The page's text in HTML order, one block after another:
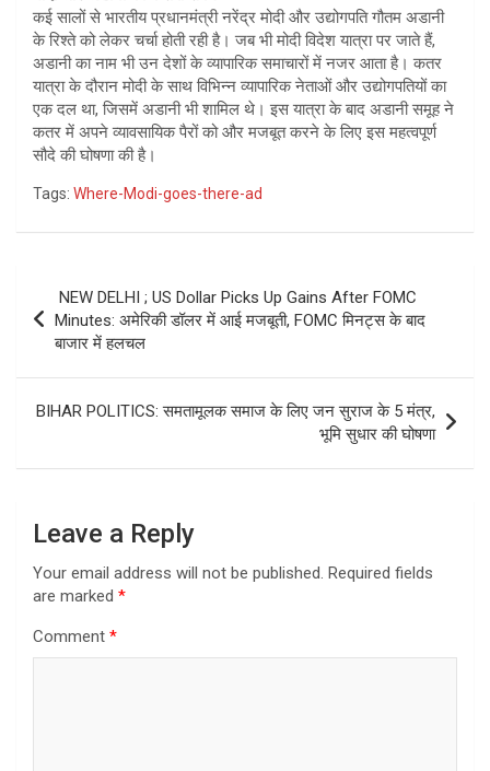
कई सालों से भारतीय प्रधानमंत्री नरेंद्र मोदी और उद्योगपति गौतम अडानी
के रिश्ते को लेकर चर्चा होती रही है। जब भी मोदी विदेश यात्रा पर जाते हैं,
अडानी का नाम भी उन देशों के व्यापारिक समाचारों में नजर आता है। कतर
यात्रा के दौरान मोदी के साथ विभिन्न व्यापारिक नेताओं और उद्योगपतियों का
एक दल था, जिसमें अडानी भी शामिल थे। इस यात्रा के बाद अडानी समूह ने
कतर में अपने व्यावसायिक पैरों को और मजबूत करने के लिए इस महत्वपूर्ण
सौदे की घोषणा की है।
Tags: Where-Modi-goes-there-ad
navigation
NEW DELHI ; US Dollar Picks Up Gains After FOMC
Minutes: अमेरिकी डॉलर में आई मजबूती, FOMC मिनट्स के बाद
बाजार में हलचल
BIHAR POLITICS: समतामूलक समाज के लिए जन सुराज के 5 मंत्र,
भूमि सुधार की घोषणा
Leave a Reply
Your email address will not be published. Required fields
are marked *
Comment *